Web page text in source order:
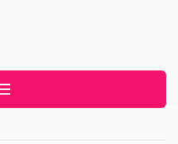
Toggle navigation